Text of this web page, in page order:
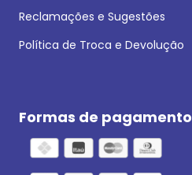
Reclamações e Sugestões
Política de Troca e Devolução
Formas de pagamento